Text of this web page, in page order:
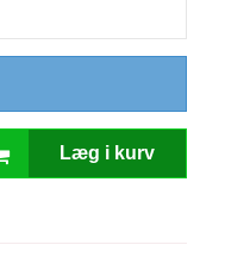
Læg i kurv